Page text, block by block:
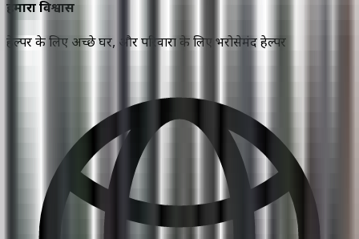
हमारा विश्वास
हेल्पर के लिए अच्छे घर, और परिवारों के लिए भरोसेमंद हेल्पर